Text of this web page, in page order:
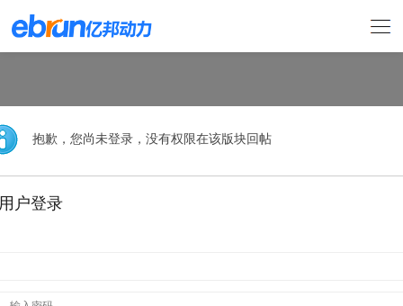
抱歉，您尚未登录，没有权限在该版块回帖
户登录